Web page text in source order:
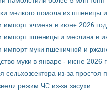
мелкого помола из пшеницы
импорт ячменя в июне 2026
импорт пшеницы и меслина в
импорт муки пшеничной и
муки в январе - июне 2026
сельхозсектора из-за простоя
режим ЧС из-за засухи